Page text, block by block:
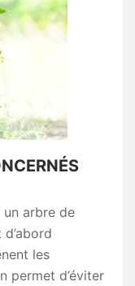
un arbre de
les
permet d’éviter